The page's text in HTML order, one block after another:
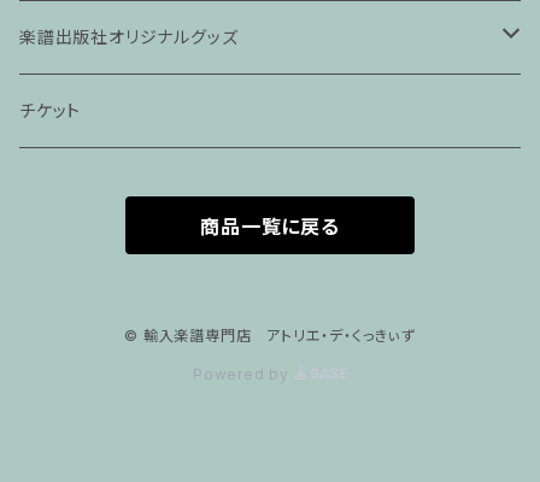
ピアノ科４５分レッスン
家族割プラン
家族割適用プラン2
声楽ピアノ４５分レッスン
ヴァイオリンピアノ６０分レッスン
楽譜出版社オリジナルグッズ
アパレル
チケット
商品一覧に戻る
© 輸入楽譜専門店 アトリエ・デ・くっきぃず
Powered by